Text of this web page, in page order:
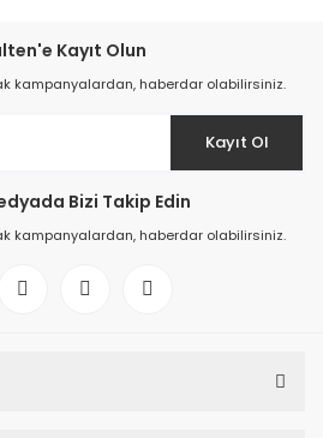
Kayıt Olun
kampanyalardan, haberdar olabilirsiniz.
Kayıt Ol
Bizi Takip Edin
kampanyalardan, haberdar olabilirsiniz.